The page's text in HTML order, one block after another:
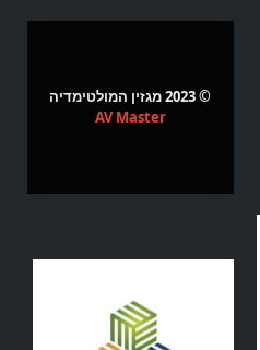
© 2023 מגזין המולטימדיה
AV Master